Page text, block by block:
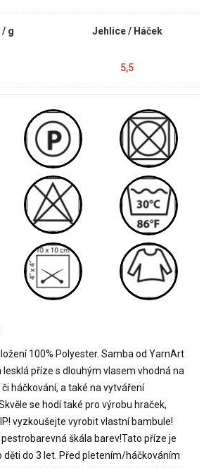
/ g Jehlice / Háček
5,5
100% Polyester. Samba od YarnArt
příze s dlouhým vlasem vhodná na
háčkování, a také na vytváření
se hodí také pro výrobu hraček,
vyzkoušejte vyrobit vlastní bambule!
škála barev!Tato příze je
děti do 3 let. Před pletením/háčkováním